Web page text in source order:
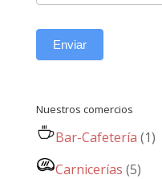
Enviar
Nuestros comercios
Bar-Cafetería (1)
Carnicerías (5)